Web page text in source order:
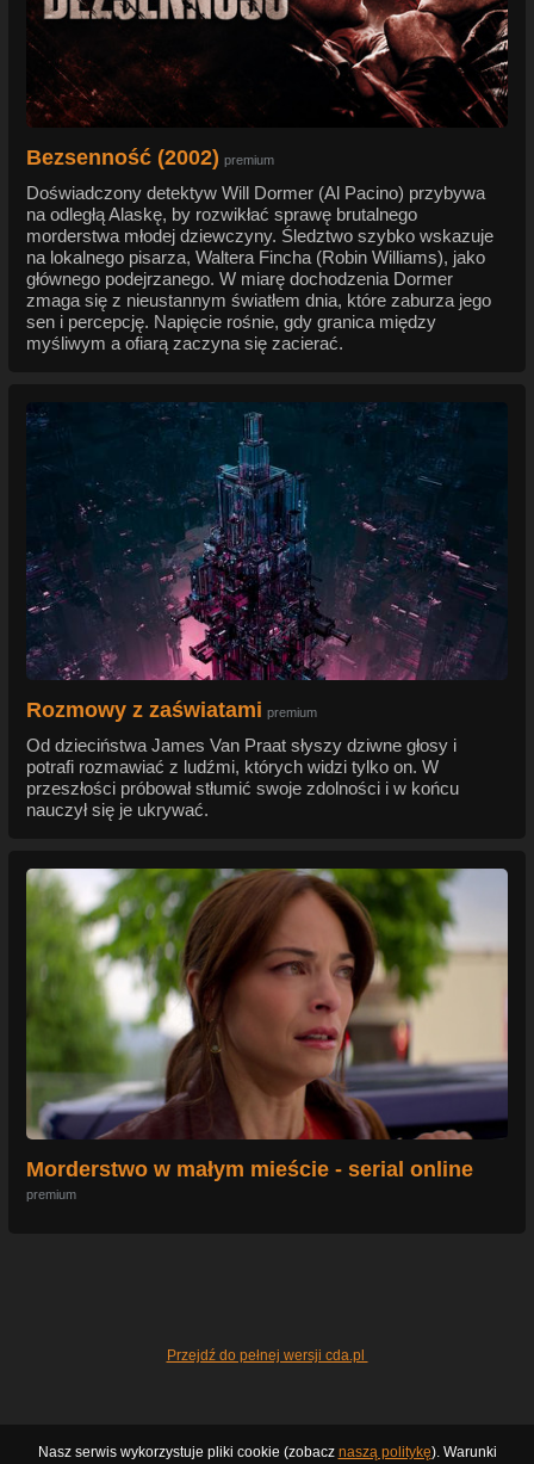
Bezsenność (2002) premium
Doświadczony detektyw Will Dormer (Al Pacino) przybywa
na odległą Alaskę, by rozwikłać sprawę brutalnego
morderstwa młodej dziewczyny. Śledztwo szybko wskazuje
na lokalnego pisarza, Waltera Fincha (Robin Williams), jako
głównego podejrzanego. W miarę dochodzenia Dormer
zmaga się z nieustannym światłem dnia, które zaburza jego
sen i percepcję. Napięcie rośnie, gdy granica między
myśliwym a ofiarą zaczyna się zacierać.
Rozmowy z zaświatami premium
Od dzieciństwa James Van Praat słyszy dziwne głosy i
potrafi rozmawiać z ludźmi, których widzi tylko on. W
przeszłości próbował stłumić swoje zdolności i w końcu
nauczył się je ukrywać.
Morderstwo w małym mieście - serial online
premium
Przejdź do pełnej wersji cda.pl
Nasz serwis wykorzystuje pliki cookie (zobacz naszą politykę). Warunki